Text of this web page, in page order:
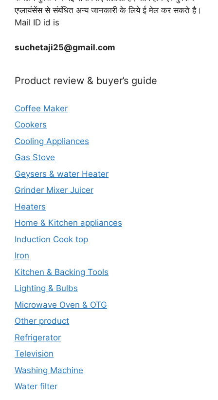
एप्लायंसेंस से संबंधित अन्य जानकारी के लिये ई मेल कर सकते है।
Mail ID id is
suchetaji25@gmail.com
Product review & buyer’s guide
Coffee Maker
Cookers
Cooling Appliances
Gas Stove
Geysers & water Heater
Grinder Mixer Juicer
Heaters
Home & Kitchen appliances
Induction Cook top
Iron
Kitchen & Backing Tools
Lighting & Bulbs
Microwave Oven & OTG
Other product
Refrigerator
Television
Washing Machine
Water filter